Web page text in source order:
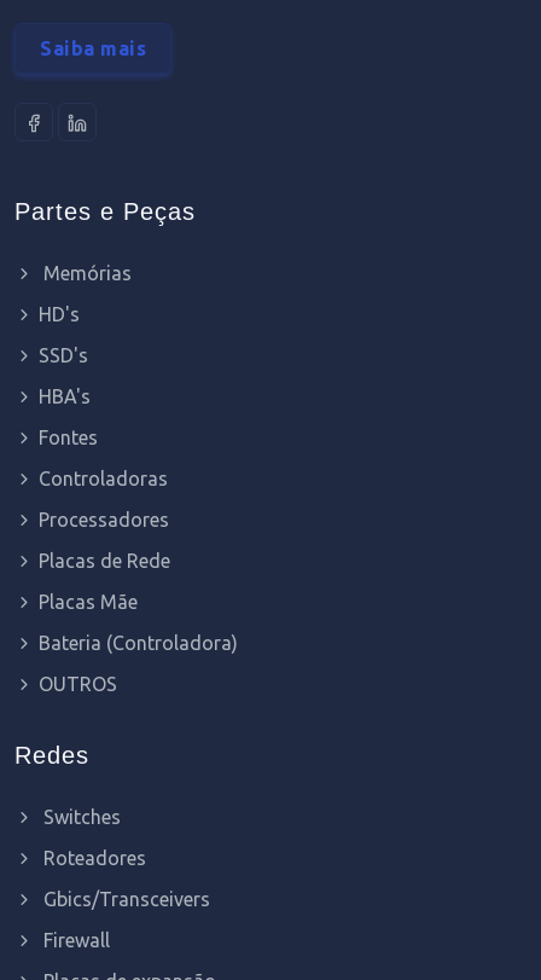
Saiba mais
Partes e Peças
Memórias
HD's
SSD's
HBA's
Fontes
Controladoras
Processadores
Placas de Rede
Placas Mãe
Bateria (Controladora)
OUTROS
Redes
Switches
Roteadores
Gbics/Transceivers
Firewall